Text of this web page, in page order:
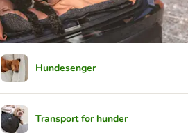
Hundesenger
Transport for hunder